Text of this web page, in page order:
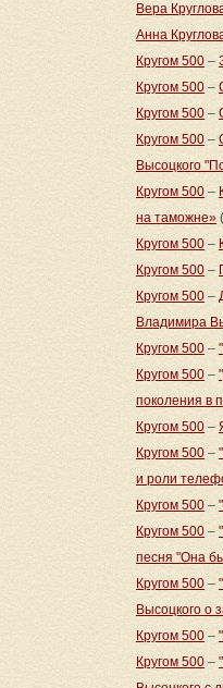
Вера
Анна
Кругом 500 –
Кругом 500 –
Кругом 500 –
Кругом 500 –
Высоцкого
Кругом 500 –
на таможне»
Кругом 500 –
Кругом 500 –
Кругом 500 –
Владимира
Кругом 500 –
Кругом 500 –
поколения в
Кругом 500 –
Кругом 500 –
и роли
Кругом 500 –
Кругом 500 –
песня "Она
Кругом 500 –
Высоцкого о
Кругом 500 –
Кругом 500 –